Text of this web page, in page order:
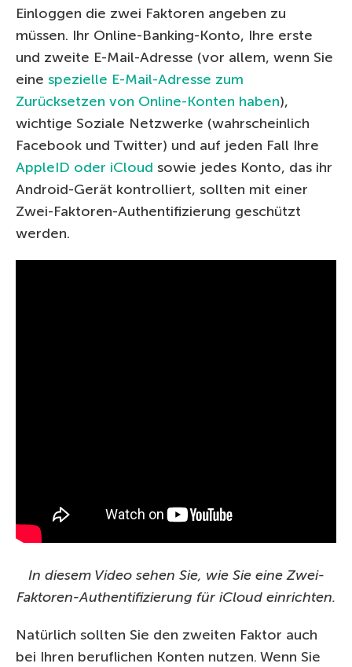
Einloggen die zwei Faktoren angeben zu
müssen. Ihr Online-Banking-Konto, Ihre erste
und zweite E-Mail-Adresse (vor allem, wenn Sie
eine spezielle E-Mail-Adresse zum
Zurücksetzen von Online-Konten haben),
wichtige Soziale Netzwerke (wahrscheinlich
Facebook und Twitter) und auf jeden Fall Ihre
AppleID oder iCloud sowie jedes Konto, das ihr
Android-Gerät kontrolliert, sollten mit einer
Zwei-Faktoren-Authentifizierung geschützt
werden.
In diesem Video sehen Sie, wie Sie eine Zwei-
Faktoren-Authentifizierung für iCloud einrichten.
Natürlich sollten Sie den zweiten Faktor auch
bei Ihren beruflichen Konten nutzen. Wenn Sie